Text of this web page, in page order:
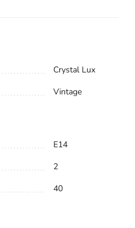
Crystal Lux
Vintage
E14
2
40